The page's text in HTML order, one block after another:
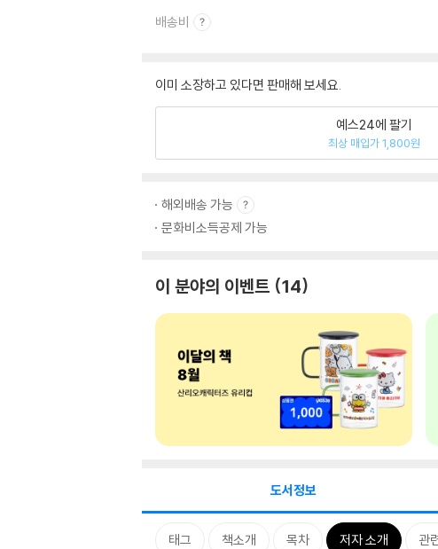
배송비
이미 소장하고 있다면 판매해 보세요.
예스24에 팔기
최상 매입가 1,800원
해외배송 가능
문화비소득공제 가능
이 분야의 이벤트 14
도서정보
태그 책소개 목차 저자 소개 관